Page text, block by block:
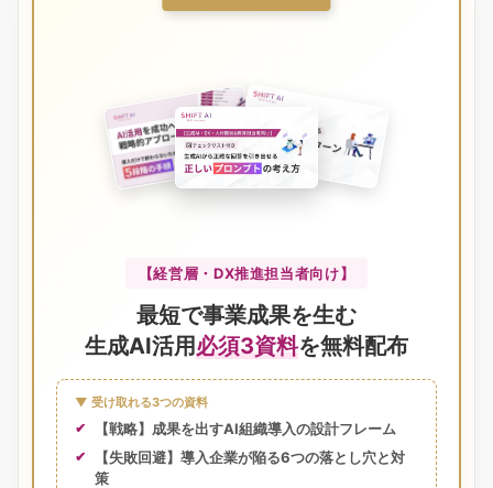
【経営層・DX推進担当者向け】
最短で事業成果を生む
生成AI活用必須3資料を無料配布
▼ 受け取れる3つの資料
【戦略】成果を出すAI組織導入の設計フレーム
【失敗回避】導入企業が陥る6つの落とし穴と対
策